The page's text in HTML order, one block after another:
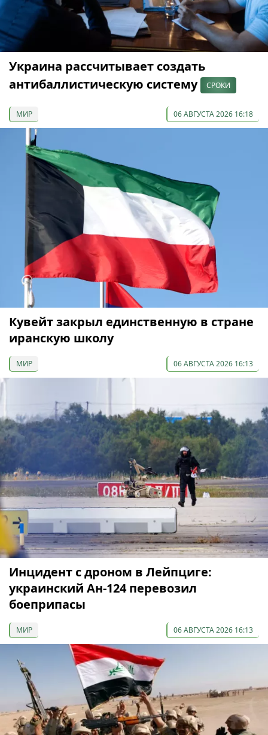
Украина рассчитывает создать
антибаллистическую систему
СРОКИ
МИР 06 АВГУСТА 2026 16:18
Кувейт закрыл единственную в стране
иранскую школу
МИР 06 АВГУСТА 2026 16:13
Инцидент с дроном в Лейпциге:
украинский Ан-124 перевозил
боеприпасы
МИР 06 АВГУСТА 2026 16:13